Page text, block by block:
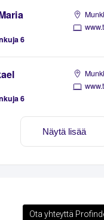
6
6
Näytä lisää
Ota yhteyttä